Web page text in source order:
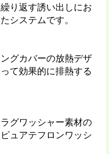
り返す誘い出しにお
システムです。
グカバーの放熱デザ
て効果的に排熱する
グワッシャー素材の
ュアテフロンワッシ